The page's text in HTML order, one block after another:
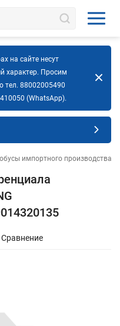
на сайте несут
характер. Просим
тел. 88002005490
(WhatsApp).
импортного производства
Сравнение